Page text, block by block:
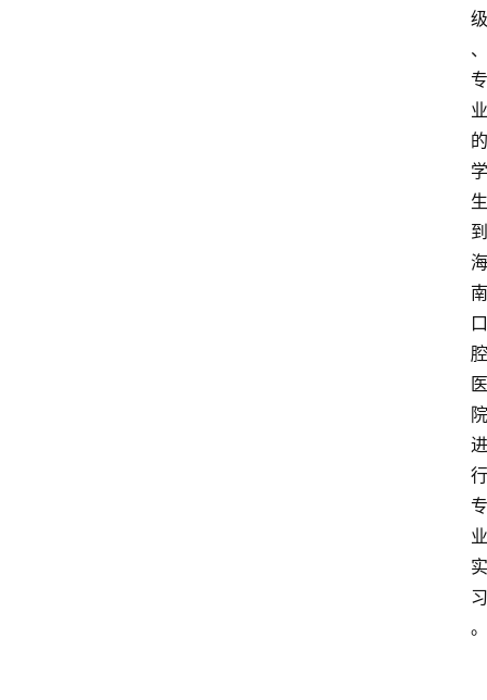
级
、
专
业
的
学
生
到
海
南
口
腔
医
院
进
行
专
业
实
习
。